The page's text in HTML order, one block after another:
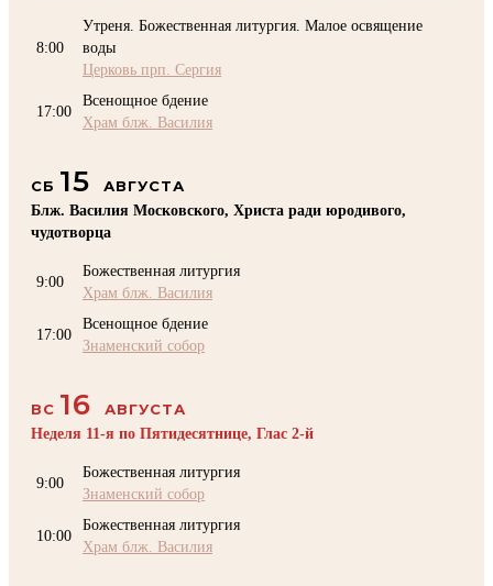
8:00
Утреня. Божественная литургия. Малое освящение
воды
Церковь прп. Сергия
17:00
Всенощное бдение
Храм блж. Василия
СБ 15
АВГУСТА
Блж. Василия Московского, Христа ради юродивого,
чудотворца
9:00
Божественная литургия
Храм блж. Василия
17:00
Всенощное бдение
Знаменский собор
ВС 16
АВГУСТА
Неделя 11-я по Пятидесятнице, Глас 2-й
9:00
Божественная литургия
Знаменский собор
10:00
Божественная литургия
Храм блж. Василия